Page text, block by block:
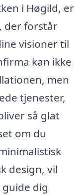
i Høgild, er
der forstår
visioner til
kan ikke
men
tjenester,
så glat
om du
design, vil
dig